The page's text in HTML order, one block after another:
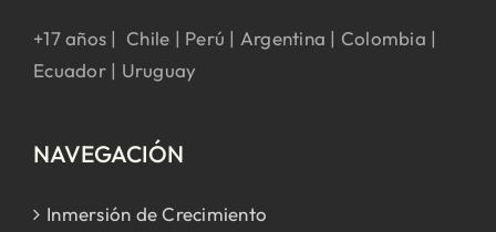
+17 años | Chile | Perú | Argentina | Colombia |
Ecuador | Uruguay
NAVEGACIÓN
Inmersión de Crecimiento